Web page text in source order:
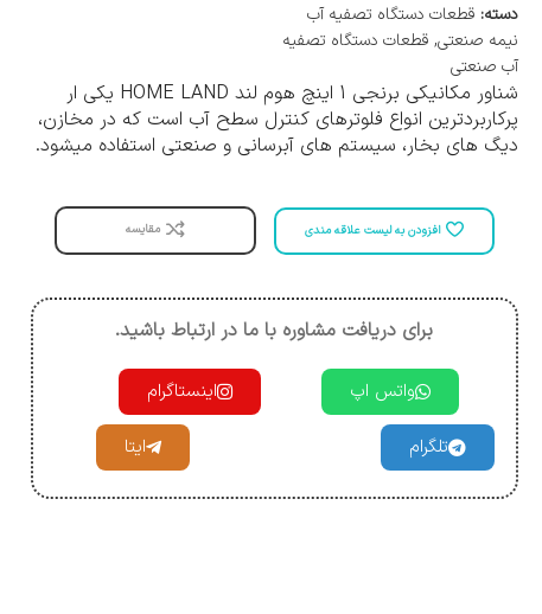
دسته: قطعات دستگاه تصفیه آب
نیمه صنعتی, قطعات دستگاه تصفیه
آب صنعتی
شناور مکانیکی برنجی 1 اینچ هوم لند HOME LAND یکی ار
پرکاربردترین انواع فلوترهای کنترل سطح آب است که در مخازن،
دیگ های بخار، سیستم های آبرسانی و صنعتی استفاده میشود.
افزودن به لیست علاقه مندی مقایسه
برای دریافت مشاوره با ما در ارتباط باشید.
واتس اپ اینستاگرام
تلگرام ایتا